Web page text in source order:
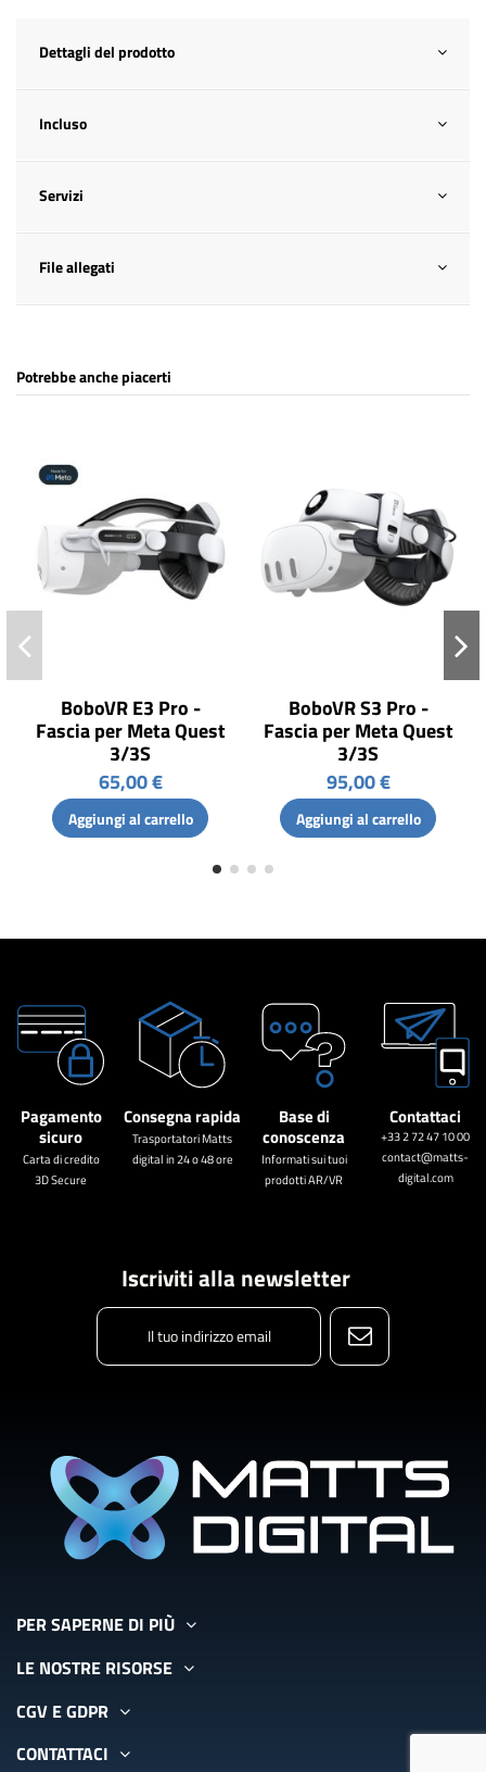
Dettagli del prodotto
Incluso
Servizi
File allegati
Potrebbe anche piacerti
BoboVR E3 Pro -
Fascia per Meta Quest
3/3S
65,00 €
Aggiungi al carrello
BoboVR S3 Pro -
Fascia per Meta Quest
3/3S
95,00 €
Aggiungi al carrello
Pagamento
sicuro
Carta di credito
3D Secure
Consegna rapida
Trasportatori Matts
digital in 24 o 48 ore
Base di
conoscenza
Informati sui tuoi
prodotti AR/VR
Contattaci
+33 2 72 47 10 00
contact@matts-
digital.com
Iscriviti alla newsletter
PER SAPERNE DI PIÙ
LE NOSTRE RISORSE
CGV E GDPR
CONTATTACI